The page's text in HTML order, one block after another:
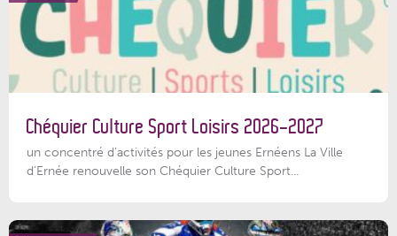
Chéquier Culture Sport Loisirs 2026-2027
un concentré d’activités pour les jeunes Ernéens La Ville
d’Ernée renouvelle son Chéquier Culture Sport...